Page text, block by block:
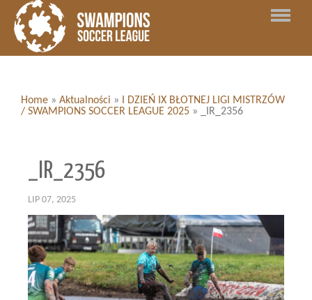
Home » Aktualności »
I DZIEŃ IX BŁOTNEJ LIGI MISTRZÓW
/ SWAMPIONS SOCCER LEAGUE 2025 » _IR_2356
_IR_2356
LIP 07, 2025